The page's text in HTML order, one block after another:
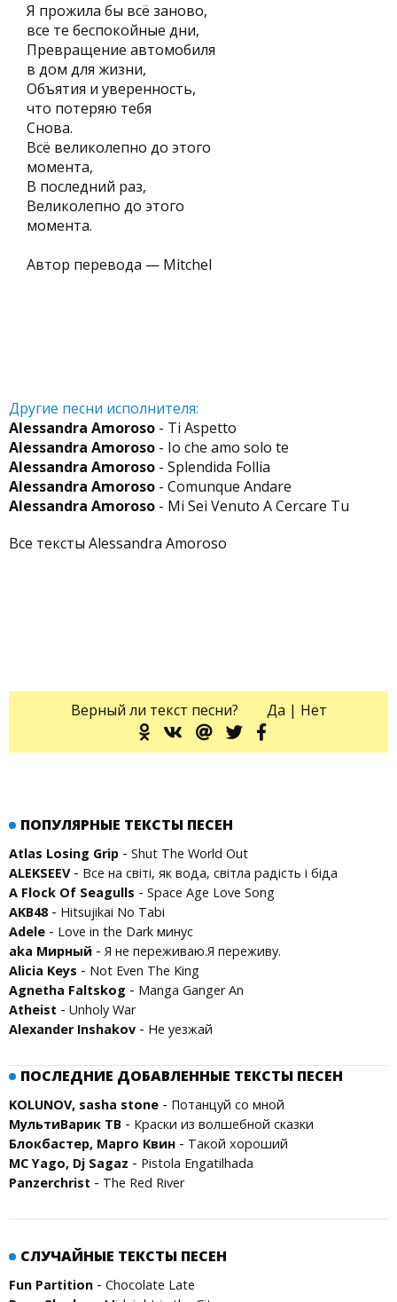
Я прожила бы всё заново,
все те беспокойные дни,
Превращение автомобиля
в дом для жизни,
Объятия и уверенность,
что потеряю тебя
Снова.
Всё великолепно до этого
момента,
В последний раз,
Великолепно до этого
момента.
Автор перевода — Mitchel
Другие песни исполнителя:
Alessandra Amoroso - Ti Aspetto
Alessandra Amoroso - Io che amo solo te
Alessandra Amoroso - Splendida Follia
Alessandra Amoroso - Comunque Andare
Alessandra Amoroso - Mi Sei Venuto A Cercare Tu
Все тексты Alessandra Amoroso
Верный ли текст песни? Да | Нет
ПОПУЛЯРНЫЕ ТЕКСТЫ ПЕСЕН
Atlas Losing Grip - Shut The World Out
ALEKSEEV- Все на світі, як вода, світла радість і біда
A Flock Of Seagulls - Space Age Love Song
AKB48- Hitsujikai No Tabi
Adele - Love in the Dark минус
aka Мирный - Я не переживаю.Я переживу.
Alicia Keys - Not Even The King
Agnetha Faltskog - Manga Ganger An
Atheist - Unholy War
Alexander Inshakov - Не уезжай
ПОСЛЕДНИЕ ДОБАВЛЕННЫЕ ТЕКСТЫ ПЕСЕН
KOLUNOV, sasha stone - Потанцуй со мной
МультиВарик ТВ - Краски из волшебной сказки
Блокбастер, Марго Квин - Такой хороший
MC Yago, Dj Sagaz - Pistola Engatilhada
Panzerchrist - The Red River
СЛУЧАЙНЫЕ ТЕКСТЫ ПЕСЕН
Fun Partition - Chocolate Late